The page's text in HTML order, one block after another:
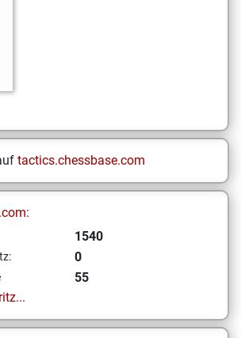
tactics.chessbase.com
1540
0
55